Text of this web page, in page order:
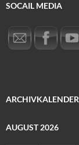
SOCAIL MEDIA
ARCHIVKALENDER
AUGUST 2026